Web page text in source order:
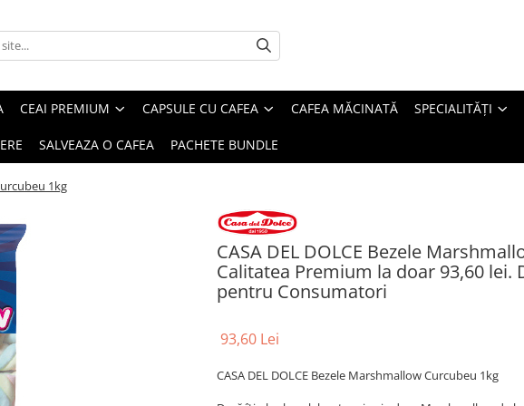
CEAI PREMIUM CAPSULE CU CAFEA CAFEA MĂCINATĂ SPECIALITĂȚI
SALVEAZA O CAFEA PACHETE BUNDLE
1kg
CASA DEL DOLCE Bezele
Calitatea Premium la doar 93,60 lei.
pentru Consumatori
93,60 Lei
CASA DEL DOLCE Bezele Marshmallow Curcubeu 1kg